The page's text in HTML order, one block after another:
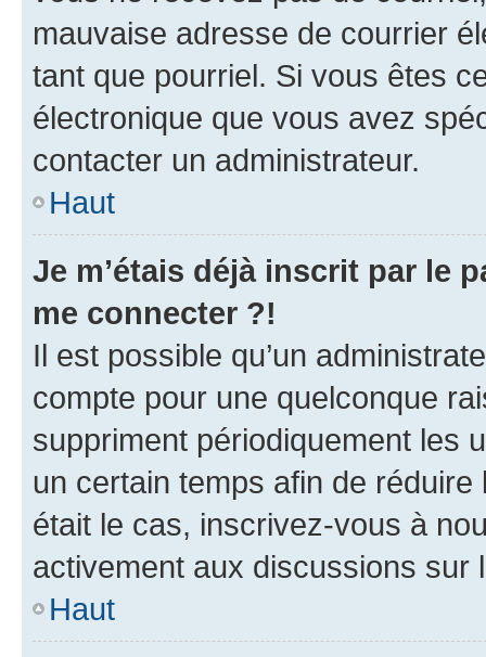
mauvaise adresse de courrier
tant que pourriel. Si vous êtes
électronique que vous avez
contacter un administrateur.
Haut
Je m’étais déjà inscrit par le
me connecter ?!
Il est possible qu’un
compte pour une quelconque
suppriment périodiquement les
un certain temps afin de
était le cas, inscrivez-vous à
activement aux discussions sur
Haut